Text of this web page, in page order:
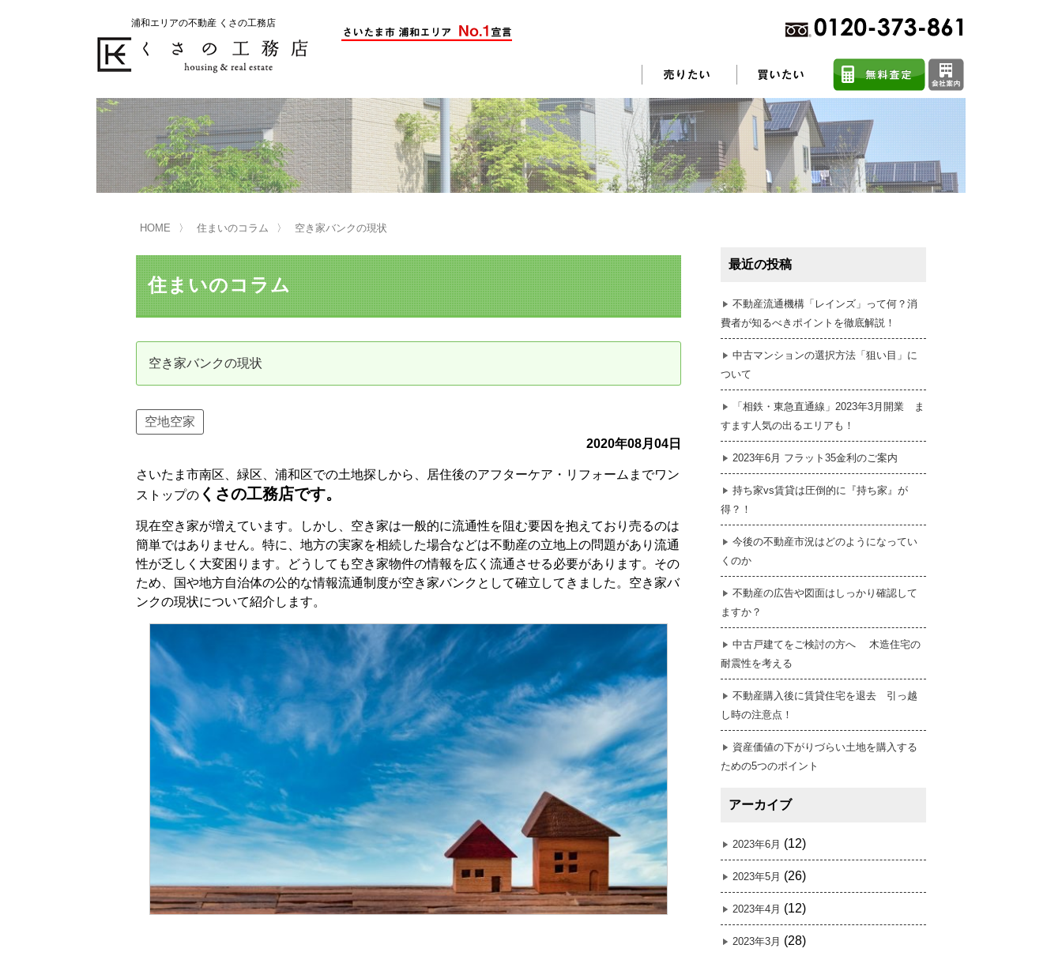
浦和エリアの不動産 くさの工務店
不動産の売却をお考えのお客様
くさの工務店が選ばれる理由 売却活動 売却されたお客様の声 不動産売却に関するよくある質問
買い替えサポート はじめての売却 不動産売却成功のコツ 任意売却
不動産の相続 売却前の修繕・リフォーム
売却の流れ（手順）
不動産売却の詳しい流れ 売買契約のご締結
不動産の引き渡し 不動産の残代金の受領について 不動産売却後の税金
不動産の購入をお考えのお客様
くさの工務店が選ばれる理由 購入されたお客様の声 不動産購入に関するよくある質問
住宅ローン控除・消費税について
リニュアル仲介とは
資産価値の減りにくい住宅購入 中古だから安心して購入できる仕組み リニュアル仲介で実現する豊かな暮らし はじめての物件探し
HOME 住まいのコラム 空き家バンクの現状
住まいのコラム
空き家バンクの現状
空地空家
2020年08月04日
さいたま市南区、緑区、浦和区での土地探しから、居住後のアフターケア・リフォームまでワン
ストップの くさの工務店です。
現在空き家が増えています。しかし、空き家は一般的に流通性を阻む要因を抱えており売るのは
簡単ではありません。特に、地方の実家を相続した場合などは不動産の立地上の問題があり流通
性が乏しく大変困ります。どうしても空き家物件の情報を広く流通させる必要があります。その
ため、国や地方自治体の公的な情報流通制度が空き家バンクとして確立してきました。空き家バ
ンクの現状について紹介します。
最近の投稿
不動産流通機構「レインズ」って何？消
費者が知るべきポイントを徹底解説！
中古マンションの選択方法「狙い目」に
ついて
「相鉄・東急直通線」2023年3月開業 ま
すます人気の出るエリアも！
2023年6月 フラット35金利のご案内
持ち家vs賃貸は圧倒的に『持ち家』が
得？！
今後の不動産市況はどのようになってい
くのか
不動産の広告や図面はしっかり確認して
ますか？
中古戸建てをご検討の方へ 木造住宅の
耐震性を考える
不動産購入後に賃貸住宅を退去 引っ越
し時の注意点！
資産価値の下がりづらい土地を購入する
ための5つのポイント
アーカイブ
2023年6月 (12)
2023年5月 (26)
2023年4月 (12)
2023年3月 (28)